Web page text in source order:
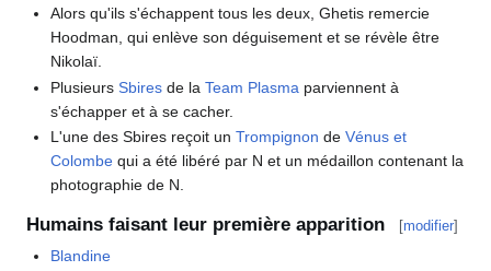
Alors qu'ils s'échappent tous les deux, Ghetis remercie
Hoodman, qui enlève son déguisement et se révèle être
Nikolaï.
PlusieursSbires de laTeam Plasma parviennent à
s'échapper et à se cacher.
L'une des Sbires reçoit unTrompignon deVénus et
Colombe qui a été libéré par N et un médaillon contenant la
photographie de N.
Humains faisant leur première apparition [modifier]
Blandine